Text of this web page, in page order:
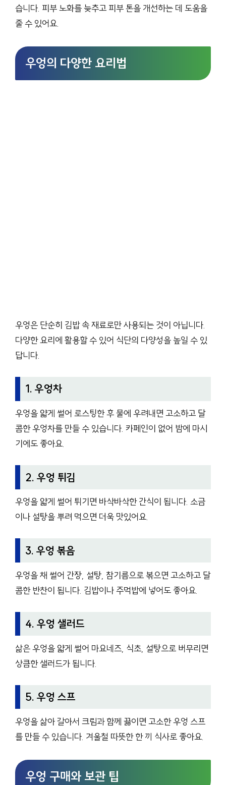
습니다. 피부 노화를 늦추고 피부 톤을 개선하는 데 도움을
줄 수 있어요.
우엉의 다양한 요리법
우엉은 단순히 김밥 속 재료로만 사용되는 것이 아닙니다.
다양한 요리에 활용할 수 있어 식단의 다양성을 높일 수 있
답니다.
1. 우엉차
우엉을 얇게 썰어 로스팅한 후 물에 우려내면 고소하고 달
콤한 우엉차를 만들 수 있습니다. 카페인이 없어 밤에 마시
기에도 좋아요.
2. 우엉 튀김
우엉을 얇게 썰어 튀기면 바삭바삭한 간식이 됩니다. 소금
이나 설탕을 뿌려 먹으면 더욱 맛있어요.
3. 우엉 볶음
우엉을 채 썰어 간장, 설탕, 참기름으로 볶으면 고소하고 달
콤한 반찬이 됩니다. 김밥이나 주먹밥에 넣어도 좋아요.
4. 우엉 샐러드
삶은 우엉을 얇게 썰어 마요네즈, 식초, 설탕으로 버무리면
상큼한 샐러드가 됩니다.
5. 우엉 스프
우엉을 삶아 갈아서 크림과 함께 끓이면 고소한 우엉 스프
를 만들 수 있습니다. 겨울철 따뜻한 한 끼 식사로 좋아요.
우엉 구매와 보관 팁